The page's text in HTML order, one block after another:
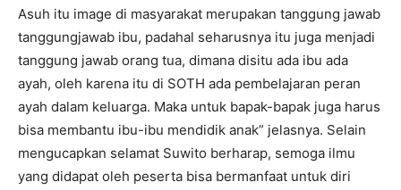
Asuh itu image di masyarakat merupakan tanggung jawab
tanggungjawab ibu, padahal seharusnya itu juga menjadi
tanggung jawab orang tua, dimana disitu ada ibu ada
ayah, oleh karena itu di SOTH ada pembelajaran peran
ayah dalam keluarga. Maka untuk bapak-bapak juga harus
bisa membantu ibu-ibu mendidik anak” jelasnya. Selain
mengucapkan selamat Suwito berharap, semoga ilmu
yang didapat oleh peserta bisa bermanfaat untuk diri